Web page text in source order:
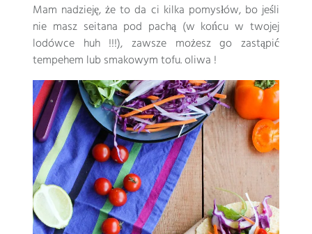
Mam nadzieję, że to da ci kilka pomysłów, bo jeśli
nie masz seitana pod pachą (w końcu w twojej
lodówce huh !!!), zawsze możesz go zastąpić
tempehem lub smakowym tofu. oliwa !